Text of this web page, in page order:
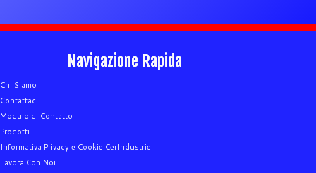
Navigazione Rapida
Chi Siamo
Contattaci
Modulo di Contatto
Prodotti
Informativa Privacy e Cookie CerIndustrie
Lavora Con Noi